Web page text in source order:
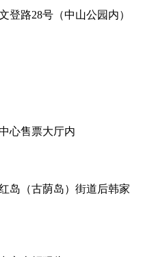
登路28号（中山公园内）
心售票大厅内
岛（古荫岛）街道后韩家